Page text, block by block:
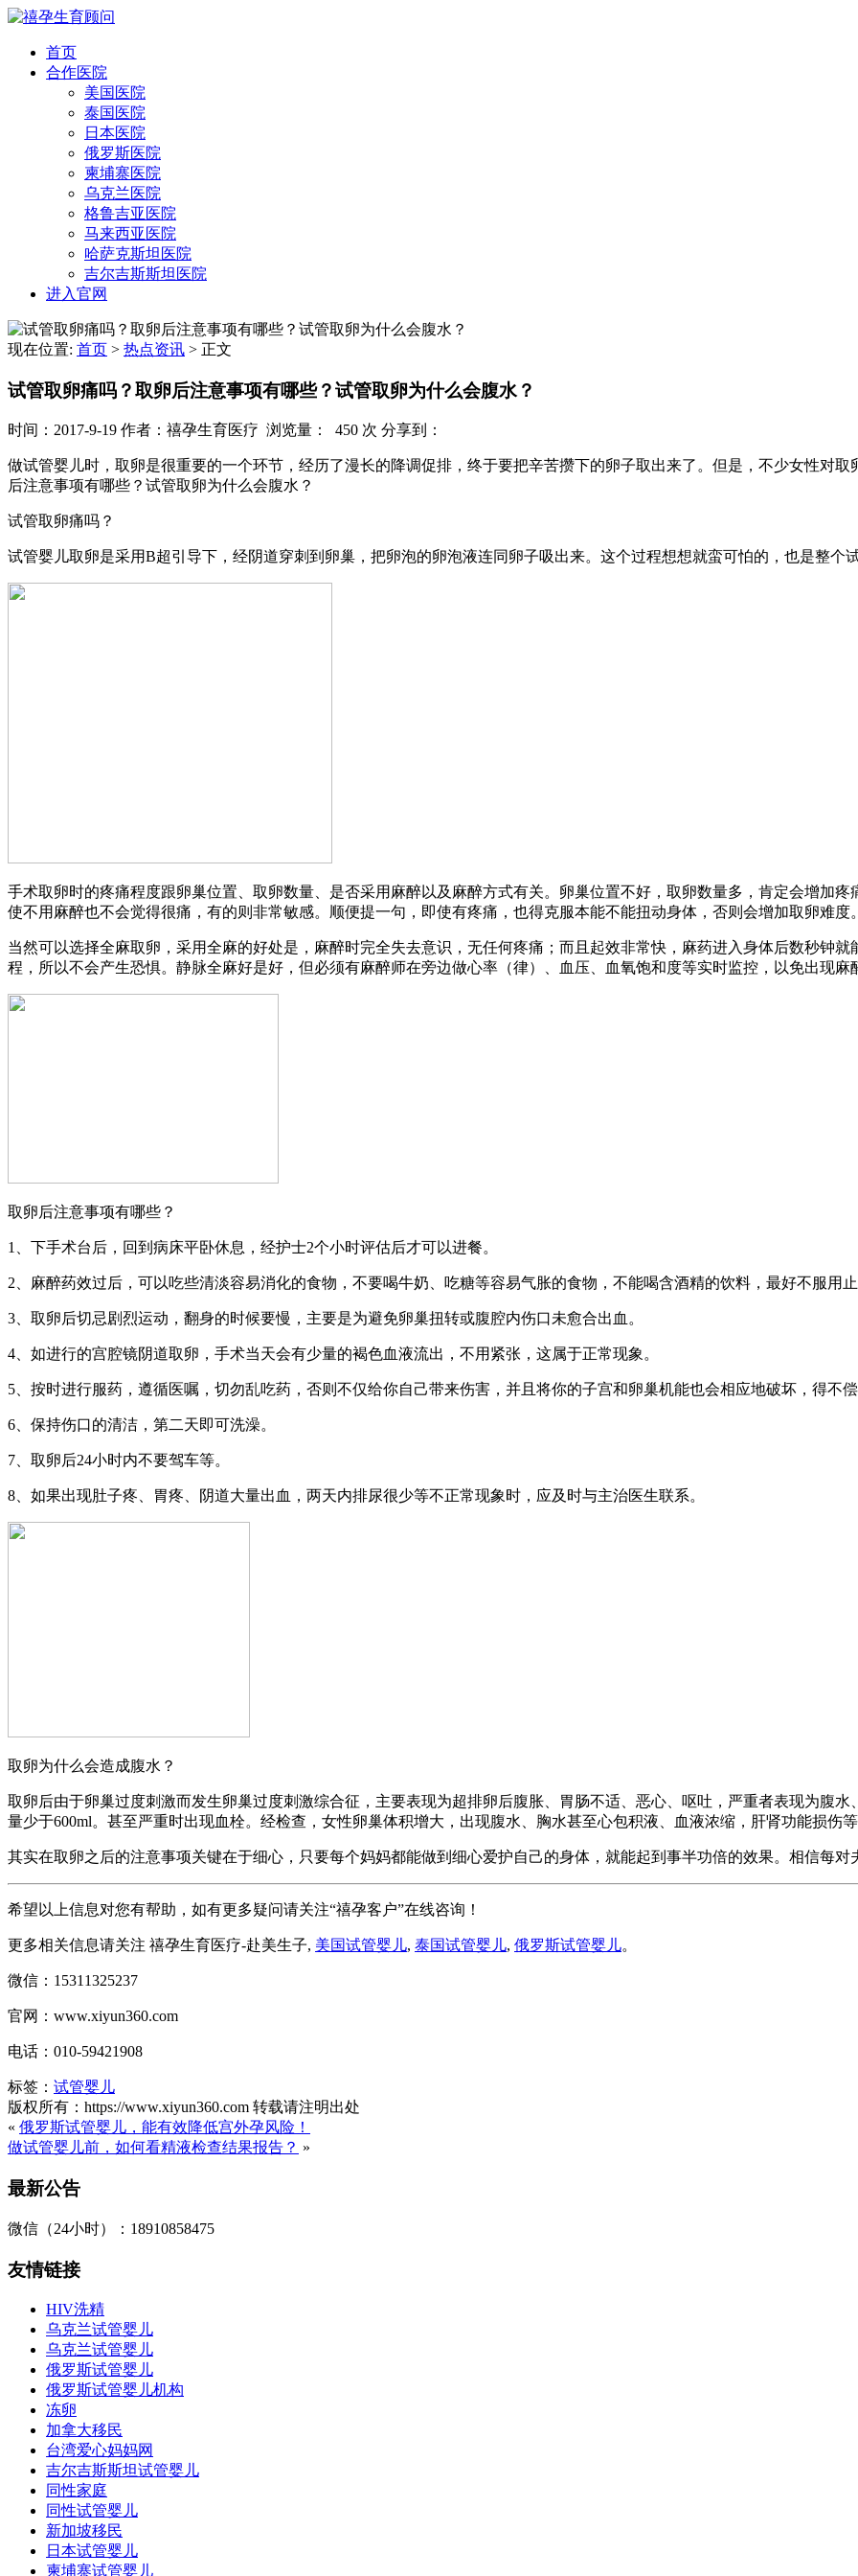
首页
合作医院
美国医院
泰国医院
日本医院
俄罗斯医院
柬埔寨医院
乌克兰医院
格鲁吉亚医院
马来西亚医院
哈萨克斯坦医院
吉尔吉斯斯坦医院
进入官网
现在位置: 首页 > 热点资讯 > 正文
试管取卵痛吗？取卵后注意事项有哪些？试管取卵为什么会腹水？
时间：2017-9-19 作者：禧孕生育医疗 浏览量： 450 次 分享到：
做试管婴儿时，取卵是很重要的一个环节，经历了漫长的降调促排，终于要把辛苦攒下的卵子取出来了。但是，不少女性对
后注意事项有哪些？试管取卵为什么会腹水？
试管取卵痛吗？
试管婴儿取卵是采用B超引导下，经阴道穿刺到卵巢，把卵泡的卵泡液连同卵子吸出来。这个过程想想就蛮可怕的，也是整个
手术取卵时的疼痛程度跟卵巢位置、取卵数量、是否采用麻醉以及麻醉方式有关。卵巢位置不好，取卵数量多，肯定会增加
使不用麻醉也不会觉得很痛，有的则非常敏感。顺便提一句，即使有疼痛，也得克服本能不能扭动身体，否则会增加取卵难
当然可以选择全麻取卵，采用全麻的好处是，麻醉时完全失去意识，无任何疼痛；而且起效非常快，麻药进入身体后数秒钟
程，所以不会产生恐惧。静脉全麻好是好，但必须有麻醉师在旁边做心率（律）、血压、血氧饱和度等实时监控，以免出现麻
取卵后注意事项有哪些？
1、下手术台后，回到病床平卧休息，经护士2个小时评估后才可以进餐。
2、麻醉药效过后，可以吃些清淡容易消化的食物，不要喝牛奶、吃糖等容易气胀的食物，不能喝含酒精的饮料，最好不服用
3、取卵后切忌剧烈运动，翻身的时候要慢，主要是为避免卵巢扭转或腹腔内伤口未愈合出血。
4、如进行的宫腔镜阴道取卵，手术当天会有少量的褐色血液流出，不用紧张，这属于正常现象。
5、按时进行服药，遵循医嘱，切勿乱吃药，否则不仅给你自己带来伤害，并且将你的子宫和卵巢机能也会相应地破坏，得不
6、保持伤口的清洁，第二天即可洗澡。
7、取卵后24小时内不要驾车等。
8、如果出现肚子疼、胃疼、阴道大量出血，两天内排尿很少等不正常现象时，应及时与主治医生联系。
取卵为什么会造成腹水？
取卵后由于卵巢过度刺激而发生卵巢过度刺激综合征，主要表现为超排卵后腹胀、胃肠不适、恶心、呕吐，严重者表现为腹
量少于600ml。甚至严重时出现血栓。经检查，女性卵巢体积增大，出现腹水、胸水甚至心包积液、血液浓缩，肝肾功能损伤
其实在取卵之后的注意事项关键在于细心，只要每个妈妈都能做到细心爱护自己的身体，就能起到事半功倍的效果。相信每
希望以上信息对您有帮助，如有更多疑问请关注“禧孕客户”在线咨询！
更多相关信息请关注 禧孕生育医疗-赴美生子, 美国试管婴儿, 泰国试管婴儿, 俄罗斯试管婴儿。
微信：15311325237
官网：www.xiyun360.com
电话：010-59421908
标签： 试管婴儿
版权所有：https://www.xiyun360.com 转载请注明出处
« 俄罗斯试管婴儿，能有效降低宫外孕风险！
做试管婴儿前，如何看精液检查结果报告？ »
最新公告
微信（24小时）：18910858475
友情链接
HIV洗精
乌克兰试管婴儿
乌克兰试管婴儿
俄罗斯试管婴儿
俄罗斯试管婴儿机构
冻卵
加拿大移民
台湾爱心妈妈网
吉尔吉斯斯坦试管婴儿
同性家庭
同性试管婴儿
新加坡移民
日本试管婴儿
柬埔寨试管婴儿